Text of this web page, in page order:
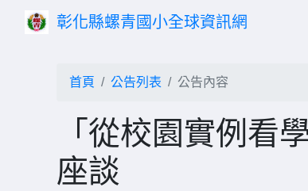
彰化縣螺青國小全球資訊網
首頁 公告列表 公告內容
「從校園實例看
座談